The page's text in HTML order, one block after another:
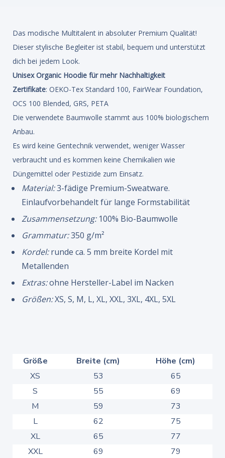
Das modische Multitalent in absoluter Premium Qualität!
Dieser stylische Begleiter ist stabil, bequem und unterstützt
dich bei jedem Look.
Unisex Organic Hoodie für mehr Nachhaltigkeit
Zertifikate: OEKO-Tex Standard 100, FairWear Foundation,
OCS 100 Blended, GRS, PETA
Die verwendete Baumwolle stammt aus 100% biologischem
Anbau.
Es wird keine Gentechnik verwendet, weniger Wasser
verbraucht und es kommen keine Chemikalien wie
Düngemittel oder Pestizide zum Einsatz.
Material:3-fädige Premium-Sweatware.
Einlaufvorbehandelt für lange Formstabilität
Zusammensetzung:100% Bio-Baumwolle
Grammatur:350 g/m²
Kordel:runde ca. 5 mm breite Kordel mit
Metallenden
Extras:ohne Hersteller-Label im Nacken
Größen:XS, S, M, L, XL, XXL, 3XL, 4XL, 5XL
Größe Breite (cm)
Höhe (cm)
XS
53
65
S
55
69
M
59
73
L
62
75
XL
65
77
XXL
69
79